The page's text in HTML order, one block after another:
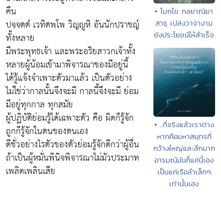
คืน
ปจฺจตฺตํ เวทิตพฺโพ วิญญูหิ อันนักปราชญ์
ทั้งหลาย
มีพระพุทธเจ้า และพระอริยสาวกเจ้าทั้ง
หลายผู้น้อมเข้ามาพิจารณาของมีอยู่นี้
ได้รู้แจ้งจำเพาะตัวมาแล้ว เป็นตัวอย่าง
ไม่ใช่ว่ากาลนั้นจึงจะมี กาลนี้จึงจะมี ย่อม
มีอยู่ทุกกาล ทุกสมัย
ผู้ปฏิบัติย่อมรู้ได้เฉพาะตัว คือ ผิดก็รู้จัก
ถูกก็รู้จักในตนของตนเอง
ดีชั่วอย่างไรตัวของตัวย่อมรู้จักดีกว่าผู้อื่น
ถ้าเป็นผู้หมั่นพินิจพิจารณาไม่มัวประมาท
เพลิดเพลินเสีย
• โมกฺโข กลฺยาณิยา
สาธุ เปล่งวาจางาม
ยังประโยชน์ให้สำเร็จ
• ..ที่จริงแล้วเราต่าง
หากคือมหาสมุทรที่
กว้างใหญ่และลึกมาก
อารมณ์มันก็แค่นี้เอง
เป็นแค่เรือลำเล็กๆ
เท่านั้นเอง